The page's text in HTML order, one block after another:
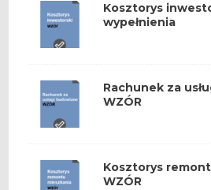
Kosztorys
wypełnienia
Rachunek za
WZÓR
Kosztorys
WZÓR